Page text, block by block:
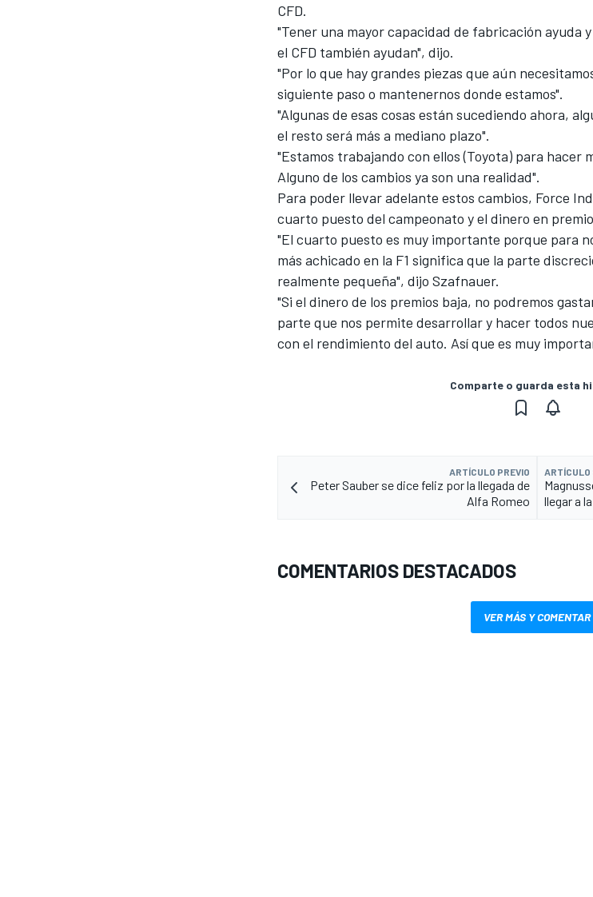
CFD.
"Tener una mayor capacidad de fabricación ayuda
el CFD también ayudan", dijo.
"Por lo que hay grandes piezas que aún
siguiente paso o mantenernos donde estamos".
"Algunas de esas cosas están sucediendo ahora,
el resto será más a mediano plazo".
"Estamos trabajando con ellos (Toyota) para hacer
Alguno de los cambios ya son una realidad".
Para poder llevar adelante estos cambios, Force
cuarto puesto del campeonato y el dinero en
"El cuarto puesto es muy importante porque para
más achicado en la F1 significa que la parte
realmente pequeña", dijo Szafnauer.
"Si el dinero de los premios baja, no podremos
parte que nos permite desarrollar y hacer todos
con el rendimiento del auto. Así que es muy
Comparte o guarda esta
ARTÍCULO PREVIO
Peter Sauber se dice feliz por la llegada de
Alfa Romeo
ARTÍCULO
llegar a la
COMENTARIOS DESTACADOS
VER MÁS Y COMENTAR